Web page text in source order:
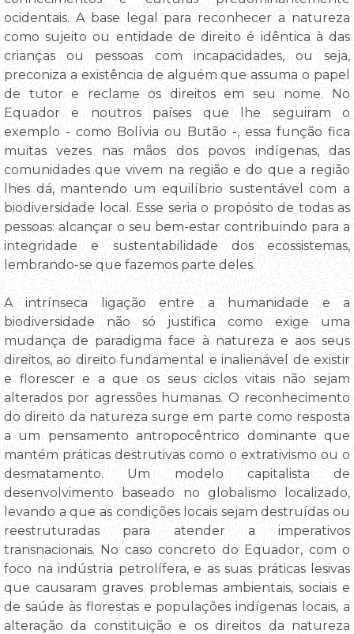
ocidentais. A base legal para reconhecer a natureza
como sujeito ou entidade de direito é idêntica à das
crianças ou pessoas com incapacidades, ou seja,
preconiza a existência de alguém que assuma o papel
de tutor e reclame os direitos em seu nome. No
Equador e noutros países que lhe seguiram o
exemplo - como Bolívia ou Butão -, essa função fica
muitas vezes nas mãos dos povos indígenas, das
comunidades que vivem na região e do que a região
lhes dá, mantendo um equilíbrio sustentável com a
biodiversidade local. Esse seria o propósito de todas as
pessoas: alcançar o seu bem-estar contribuindo para a
integridade e sustentabilidade dos ecossistemas,
lembrando-se que fazemos parte deles.
A intrínseca ligação entre a humanidade e a
biodiversidade não só justifica como exige uma
mudança de paradigma face à natureza e aos seus
direitos, ao direito fundamental e inalienável de existir
e florescer e a que os seus ciclos vitais não sejam
alterados por agressões humanas. O reconhecimento
do direito da natureza surge em parte como resposta
a um pensamento antropocêntrico dominante que
mantém práticas destrutivas como o extrativismo ou o
desmatamento. Um modelo capitalista de
desenvolvimento baseado no globalismo localizado,
levando a que as condições locais sejam destruídas ou
reestruturadas para atender a imperativos
transnacionais. No caso concreto do Equador, com o
foco na indústria petrolífera, e as suas práticas lesivas
que causaram graves problemas ambientais, sociais e
de saúde às florestas e populações indígenas locais, a
alteração da constituição e os direitos da natureza